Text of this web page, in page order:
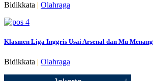
Bidikkata | Olahraga
Klasmen Liga Inggris Usai Arsenal dan Mu Menang
Bidikkata | Olahraga